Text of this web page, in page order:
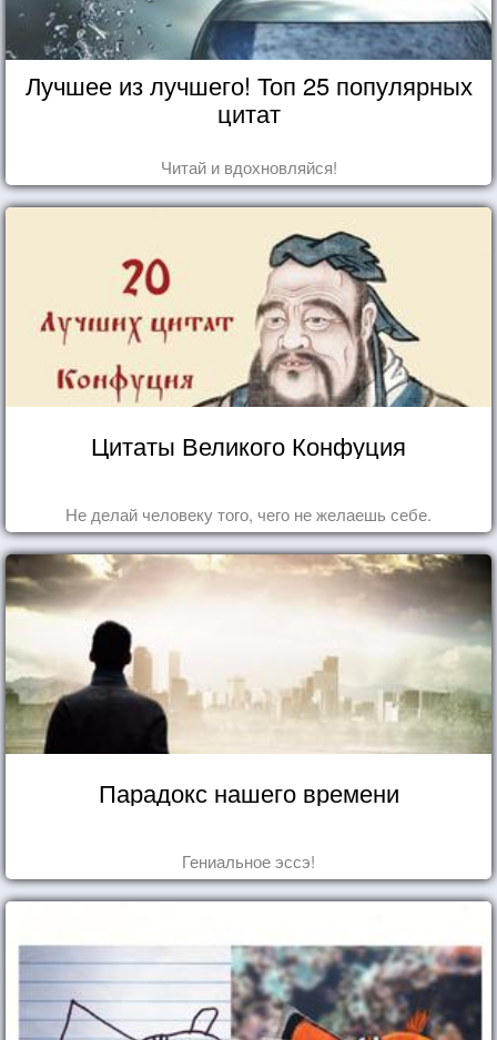
Лучшее из лучшего! Топ 25 популярных
цитат
Читай и вдохновляйся!
Цитаты Великого Конфуция
Не делай человеку того, чего не желаешь себе.
Парадокс нашего времени
Гениальное эссэ!